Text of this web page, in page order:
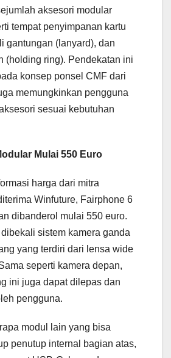
aksesori modular
tempat penyimpanan kartu
gantungan (lanyard), dan
(holding ring). Pendekatan ini
konsep ponsel CMF dari
memungkinkan pengguna
sesuai kebutuhan
Mulai 550 Euro
harga dari mitra
Winfuture, Fairphone 6
dibanderol mulai 550 euro.
sistem kamera ganda
yang terdiri dari lensa wide
seperti kamera depan,
ini juga dapat dilepas dan
pengguna.
modul lain yang bisa
penutup internal bagian atas,